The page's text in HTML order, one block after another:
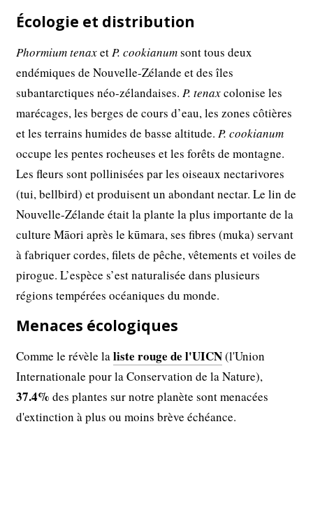
Écologie et distribution
Phormium tenaxetP. cookianumsont tous deux
endémiques de Nouvelle-Zélande et des îles
subantarctiques néo-zélandaises.P. tenaxcolonise les
marécages, les berges de cours d’eau, les zones côtières
et les terrains humides de basse altitude.P. cookianum
occupe les pentes rocheuses et les forêts de montagne.
Les fleurs sont pollinisées par les oiseaux nectarivores
(tui, bellbird) et produisent un abondant nectar. Le lin de
Nouvelle-Zélande était la plante la plus importante de la
culture Māori après le kūmara, ses fibres (muka) servant
à fabriquer cordes, filets de pêche, vêtements et voiles de
pirogue. L’espèce s’est naturalisée dans plusieurs
régions tempérées océaniques du monde.
Menaces écologiques
Comme le révèle laliste rouge de l'UICN(l'Union
Internationale pour la Conservation de la Nature),
37.4% des plantes sur notre planète sont menacées
d'extinction à plus ou moins brève échéance.